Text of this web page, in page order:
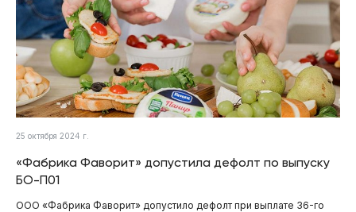
25 октября 2024 г.
«Фабрика Фаворит» допустила дефолт по выпуску
БО-П01
ООО «Фабрика Фаворит» допустило дефолт при выплате 36-го